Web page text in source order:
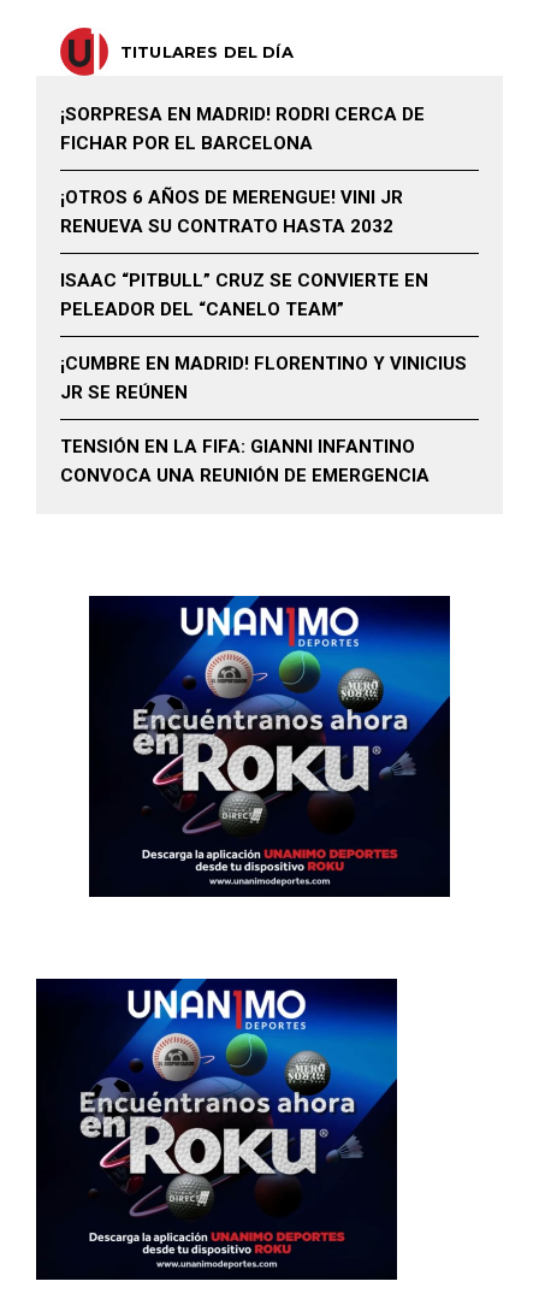
TITULARES DEL DÍA
¡SORPRESA EN MADRID! RODRI CERCA DE
FICHAR POR EL BARCELONA
¡OTROS 6 AÑOS DE MERENGUE! VINI JR
RENUEVA SU CONTRATO HASTA 2032
ISAAC “PITBULL” CRUZ SE CONVIERTE EN
PELEADOR DEL “CANELO TEAM”
¡CUMBRE EN MADRID! FLORENTINO Y VINICIUS
JR SE REÚNEN
TENSIÓN EN LA FIFA: GIANNI INFANTINO
CONVOCA UNA REUNIÓN DE EMERGENCIA